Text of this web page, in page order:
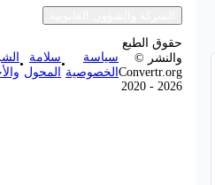
حقوق الطبع
والنشر ©
Convertr.org
2020 - 2026
سياسة
الخصوصية
•
سلامة
المحول
•
الشروط
والأحكام